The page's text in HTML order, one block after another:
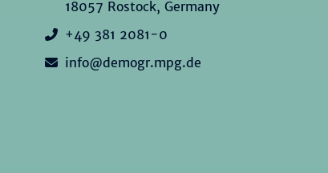
18057 Rostock, Germany
+49 381 2081-0
info@demogr.mpg.de